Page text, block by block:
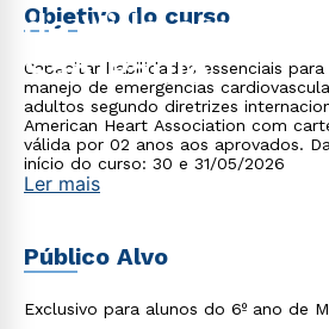
de Vida em
São Paulo
Objetivo do curso
Capacitar habilidades essenciais
manejo de emergências
adultos segundo diretrizes
American Heart Association com
válida por 02 anos aos aprovados. Data prevista para o
início do curso: 30 e 31/05/2026
Ler mais
Público Alvo
Exclusivo para alunos do 6º ano de